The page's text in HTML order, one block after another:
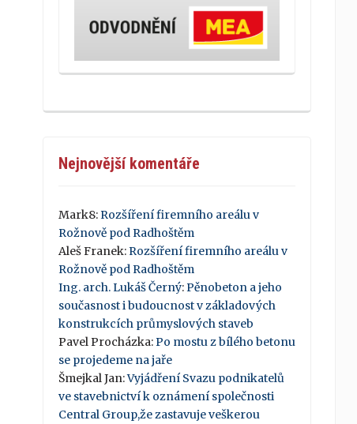
Nejnovější komentáře
Mark8:Rozšíření firemního areálu v
Rožnově pod Radhoštěm
Aleš Franek:Rozšíření firemního areálu v
Rožnově pod Radhoštěm
Ing. arch. Lukáš Černý:Pěnobeton a jeho
současnost i budoucnost v základových
konstrukcích průmyslových staveb
Pavel Procházka:Po mostu z bílého betonu
se projedeme na jaře
Šmejkal Jan:Vyjádření Svazu podnikatelů
ve stavebnictví k oznámení společnosti
Central Group,že zastavuje veškerou